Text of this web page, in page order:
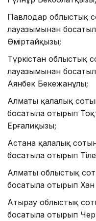
Павлодар облыстық
лауазымынан
Өміртайқызы;
Түркістан облыстық
лауазымынан
Аянбек Бекежанұлы;
Алматы қалалық
босатыла отырып
Ерғалиқызы;
Астана қалалық
босатыла отырып
Алматы облыстық
босатыла отырып
Атырау облыстық
босатыла отырып